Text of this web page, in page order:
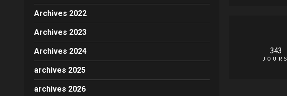
Archives 2022
Archives 2023
Archives 2024
archives 2025
archives 2026
343
JOURS